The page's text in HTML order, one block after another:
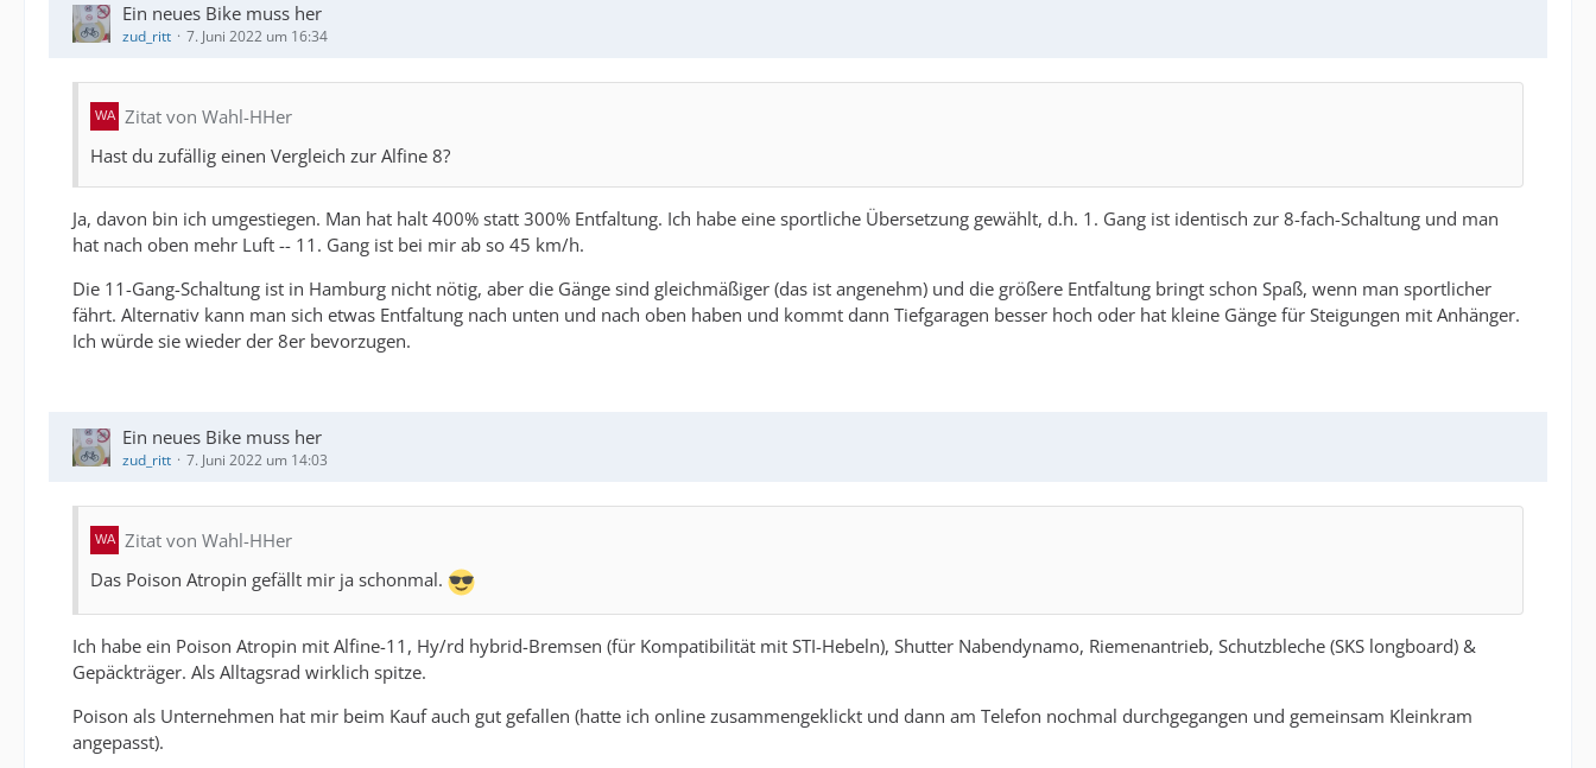
Ein neues Bike muss her
zud_ritt 7. Juni 2022 um 16:34
Zitat von Wahl-HHer
Hast du zufällig einen Vergleich zur Alfine 8?
Ja, davon bin ich umgestiegen. Man hat halt 400% statt 300% Entfaltung. Ich habe eine sportliche Übersetzung gewählt, d.h. 1. Gang ist identisch zur 8-fach-Schaltung und man
hat nach oben mehr Luft -- 11. Gang ist bei mir ab so 45 km/h.
Die 11-Gang-Schaltung ist in Hamburg nicht nötig, aber die Gänge sind gleichmäßiger (das ist angenehm) und die größere Entfaltung bringt schon Spaß, wenn man sportlicher
fährt. Alternativ kann man sich etwas Entfaltung nach unten und nach oben haben und kommt dann Tiefgaragen besser hoch oder hat kleine Gänge für Steigungen mit Anhänger.
Ich würde sie wieder der 8er bevorzugen.
Ein neues Bike muss her
zud_ritt 7. Juni 2022 um 14:03
Zitat von Wahl-HHer
Das Poison Atropin gefällt mir ja schonmal.
Ich habe ein Poison Atropin mit Alfine-11, Hy/rd hybrid-Bremsen (für Kompatibilität mit STI-Hebeln), Shutter Nabendynamo, Riemenantrieb, Schutzbleche (SKS longboard) &
Gepäckträger. Als Alltagsrad wirklich spitze.
Poison als Unternehmen hat mir beim Kauf auch gut gefallen (hatte ich online zusammengeklickt und dann am Telefon nochmal durchgegangen und gemeinsam Kleinkram
angepasst).